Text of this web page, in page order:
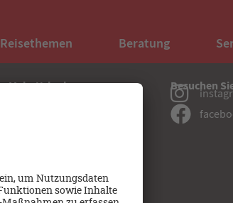
Reisethemen Beratung
Mehr Urlaub
Standards und Meldung
Barrierefreiheitserklärung
Besuchen